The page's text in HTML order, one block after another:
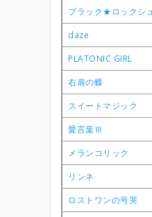
daze
PLATONIC GIRL
右肩の蝶
スイートマジック
愛言葉Ⅲ
メランコリック
リンネ
ロストワンの号哭
daze
PLATONIC GIRL
右肩の蝶
スイートマジック
愛言葉Ⅲ
メランコリック
リンネ
ロストワンの号哭
daze
PLATONIC GIRL
右肩の蝶
スイートマジック
愛言葉Ⅲ
メランコリック
リンネ
ロストワンの号哭
daze
PLATONIC GIRL
右肩の蝶
スイートマジック
愛言葉Ⅲ
メランコリック
リンネ
ロストワンの号哭